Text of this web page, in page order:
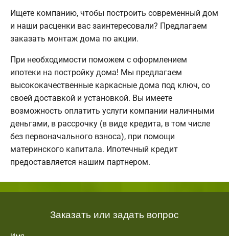
Ищете компанию, чтобы построить современный дом
и наши расценки вас заинтересовали? Предлагаем
заказать монтаж дома по акции.
При необходимости поможем с оформлением
ипотеки на постройку дома! Мы предлагаем
высококачественные каркасные дома под ключ, со
своей доставкой и установкой. Вы имеете
возможность оплатить услуги компании наличными
деньгами, в рассрочку (в виде кредита, в том числе
без первоначального взноса), при помощи
материнского капитала. Ипотечный кредит
предоставляется нашим партнером.
Заказать или задать вопрос